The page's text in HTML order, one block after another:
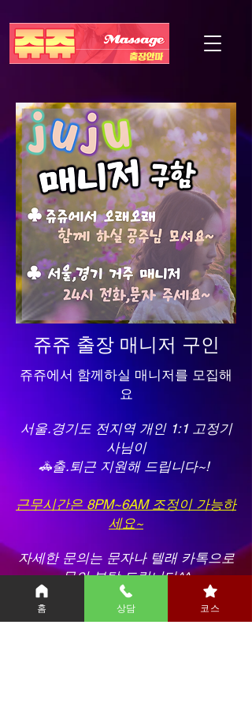
쥬쥬 출장 매니저 구인
쥬쥬에서 함께하실 매니저를 모집해
요
서울.경기도 전지역 개인 1:1 고정기
사님이
🚓출.퇴근 지원해 드립니다~!
근무시간은 8PM~6AM 조정이 가능하
세요~
자세한 문의는 문자나 텔래 카톡으로
문의 부탁 드립니다^^
카톡, 텔레 = jujuanma
홈 상담 코스